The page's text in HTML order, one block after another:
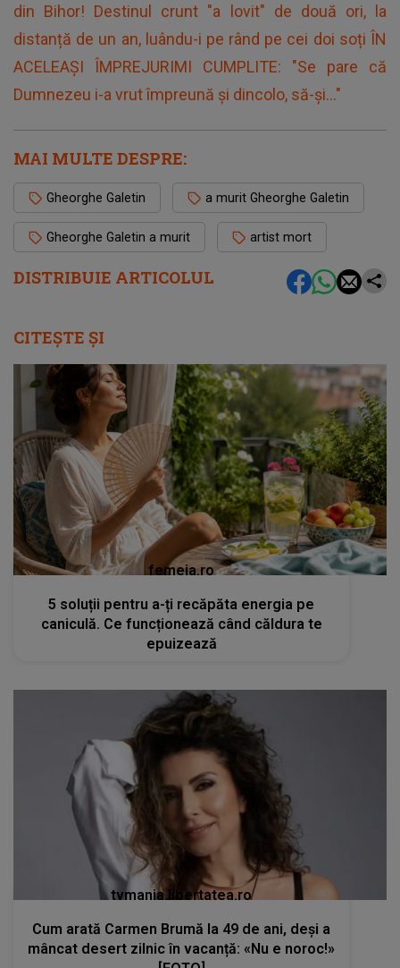
DISTRIBUIE ARTICOLUL
din Bihor! Destinul crunt "a lovit" de două ori, la
distanță de un an, luându-i pe rând pe cei doi soți ÎN
ACELEAȘI ÎMPREJURIMI CUMPLITE: "Se pare că
Dumnezeu i-a vrut împreună și dincolo, să-și..."
MAI MULTE DESPRE:
Gheorghe Galetin a murit Gheorghe Galetin
Gheorghe Galetin a murit artist mort
CITEȘTE ȘI
femeia.ro
5 soluții pentru a-ți recăpăta energia pe
caniculă. Ce funcționează când căldura te
epuizează
tvmania.libertatea.ro
Cum arată Carmen Brumă la 49 de ani, deși a
mâncat desert zilnic în vacanță: «Nu e noroc!»